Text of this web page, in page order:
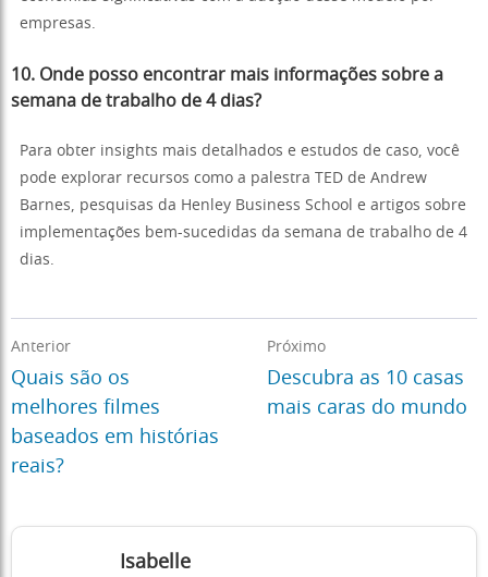
empresas.
10. Onde posso encontrar mais informações sobre a
semana de trabalho de 4 dias?
Para obter insights mais detalhados e estudos de caso, você
pode explorar recursos como a palestra TED de Andrew
Barnes, pesquisas da Henley Business School e artigos sobre
implementações bem-sucedidas da semana de trabalho de 4
dias.
Anterior
Quais são os
melhores filmes
baseados em histórias
reais?
Próximo
Descubra as 10 casas
mais caras do mundo
Isabelle